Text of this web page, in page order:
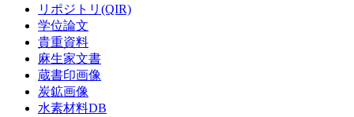
リポジトリ(QIR)
学位論文
貴重資料
麻生家文書
蔵書印画像
炭鉱画像
水素材料DB